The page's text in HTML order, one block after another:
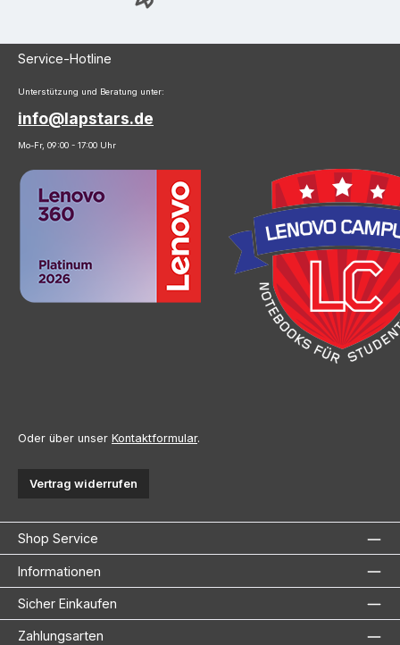
Service-Hotline
Unterstützung und Beratung unter:
info@lapstars.de
Mo-Fr, 09:00 - 17:00 Uhr
Oder über unser Kontaktformular.
Vertrag widerrufen
Shop Service
Informationen
Sicher Einkaufen
Zahlungsarten